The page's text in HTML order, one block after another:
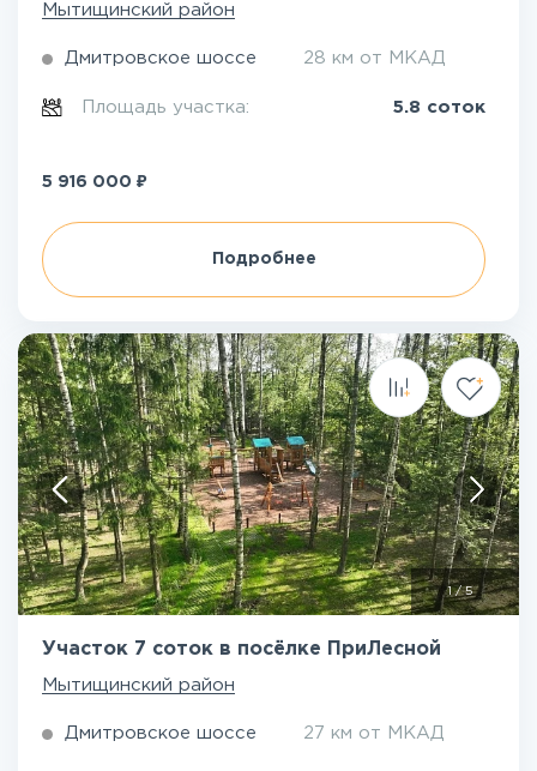
Мытищинский район
Дмитровское шоссе 28 км от МКАД
Площадь участка: 5.8 соток
5 916 000 ₽
Подробнее
1 /5
Участок 7 соток в посёлке ПриЛесной
Мытищинский район
Дмитровское шоссе 27 км от МКАД